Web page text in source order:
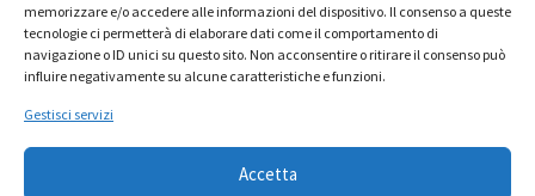
memorizzare e/o accedere alle informazioni del dispositivo. Il consenso a queste
tecnologie ci permetterà di elaborare dati come il comportamento di
navigazione o ID unici su questo sito. Non acconsentire o ritirare il consenso può
influire negativamente su alcune caratteristiche e funzioni.
Gestisci servizi
Accetta
info@studiociatti.it
amministrazione@studiociatti.it